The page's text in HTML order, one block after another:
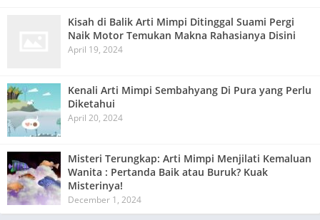
Kisah di Balik Arti Mimpi Ditinggal Suami Pergi
Naik Motor Temukan Makna Rahasianya Disini
April 19, 2024
Kenali Arti Mimpi Sembahyang Di Pura yang Perlu
Diketahui
April 20, 2024
Misteri Terungkap: Arti Mimpi Menjilati Kemaluan
Wanita : Pertanda Baik atau Buruk? Kuak
Misterinya!
December 1, 2024